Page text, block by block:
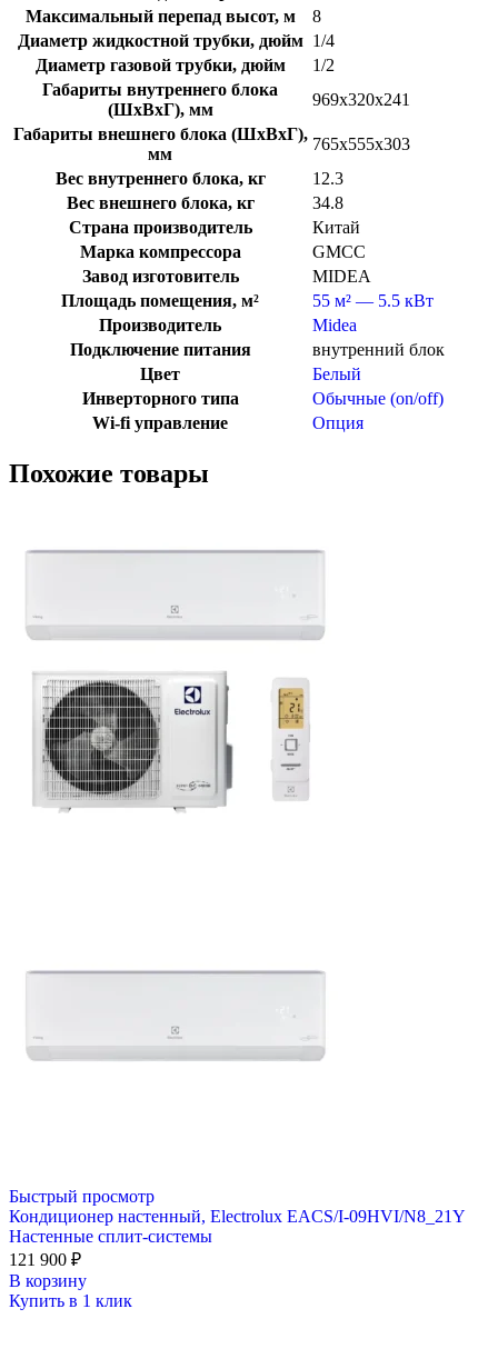
Максимальный перепад высот, м
8
Диаметр жидкостной трубки, дюйм 1/4
Диаметр газовой трубки, дюйм
1/2
Габариты внутреннего блока
(ШхВхГ), мм
969x320x241
Габариты внешнего блока (ШхВхГ),
мм
765x555x303
Вес внутреннего блока, кг
12.3
Вес внешнего блока, кг
34.8
Страна производитель
Китай
Марка компрессора
GMCC
Завод изготовитель
MIDEA
Площадь помещения, м²
55 м² — 5.5 кВт
Производитель
Midea
Подключение питания
внутренний блок
Цвет
Белый
Инверторного типа
Обычные (on/off)
Wi-fi управление
Опция
Похожие товары
Быстрый просмотр
Кондиционер настенный, Electrolux EACS/I-09HVI/N8_21Y
Настенные сплит-системы
121 900 ₽
В корзину
Купить в 1 клик